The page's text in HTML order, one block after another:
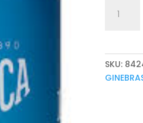
1890
SKU: